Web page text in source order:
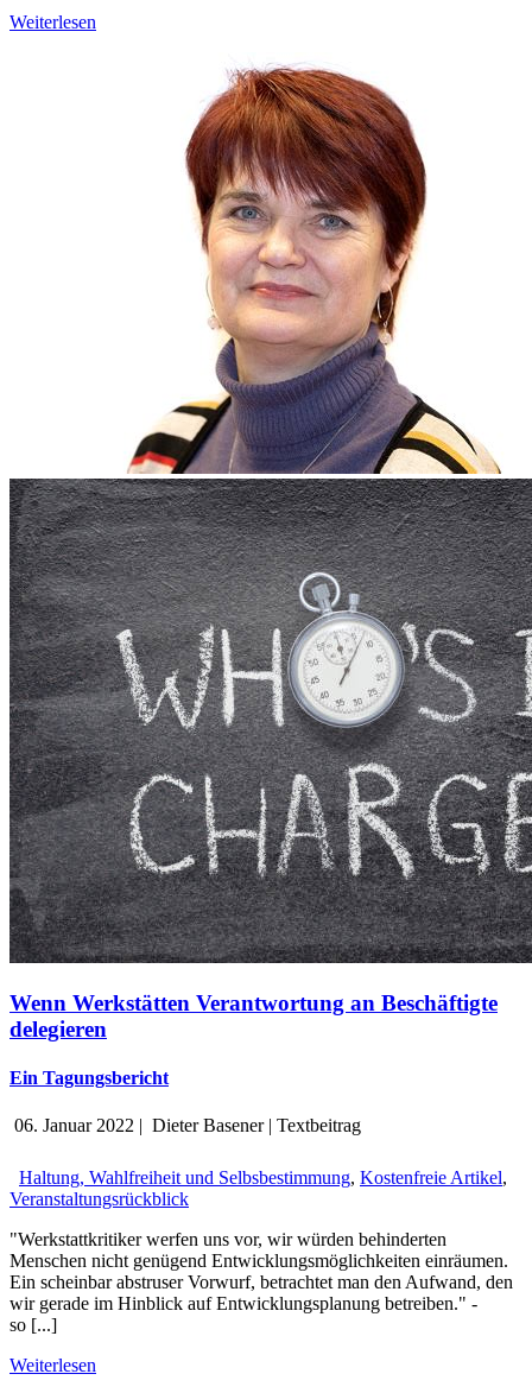
Weiterlesen
Wenn Werkstätten Verantwortung an Beschäftigte
delegieren
Ein Tagungsbericht
06. Januar 2022 | Dieter Basener| Textbeitrag
Haltung, Wahlfreiheit und Selbsbestimmung, Kostenfreie Artikel,
Veranstaltungsrückblick
"Werkstattkritiker werfen uns vor, wir würden behinderten
Menschen nicht genügend Entwicklungsmöglichkeiten einräumen.
Ein scheinbar abstruser Vorwurf, betrachtet man den Aufwand, den
wir gerade im Hinblick auf Entwicklungsplanung betreiben." -
so [...]
Weiterlesen